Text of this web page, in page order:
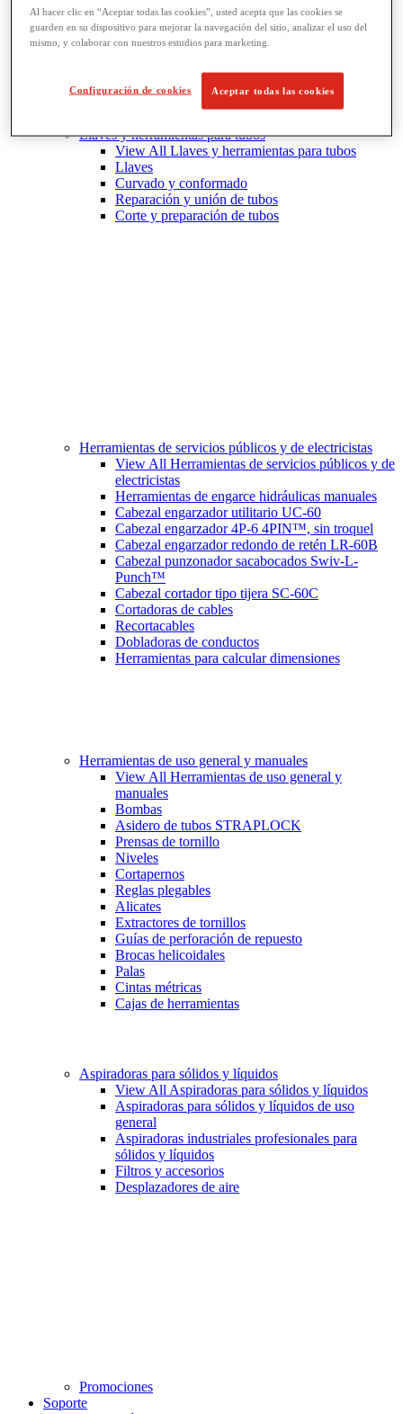
Llaves y herramientas para tubos
View All Llaves y herramientas para tubos
Llaves
Curvado y conformado
Reparación y unión de tubos
Corte y preparación de tubos
Herramientas de servicios públicos y de electricistas
View All Herramientas de servicios públicos y de
electricistas
Herramientas de engarce hidráulicas manuales
Cabezal engarzador utilitario UC-60
Cabezal engarzador 4P-6 4PIN™, sin troquel
Cabezal engarzador redondo de retén LR-60B
Cabezal punzonador sacabocados Swiv-L-
Punch™
Cabezal cortador tipo tijera SC-60C
Cortadoras de cables
Recortacables
Dobladoras de conductos
Herramientas para calcular dimensiones
Herramientas de uso general y manuales
View All Herramientas de uso general y
manuales
Bombas
Asidero de tubos STRAPLOCK
Prensas de tornillo
Niveles
Cortapernos
Reglas plegables
Alicates
Extractores de tornillos
Guías de perforación de repuesto
Brocas helicoidales
Palas
Cintas métricas
Cajas de herramientas
Aspiradoras para sólidos y líquidos
View All Aspiradoras para sólidos y líquidos
Aspiradoras para sólidos y líquidos de uso
general
Aspiradoras industriales profesionales para
sólidos y líquidos
Filtros y accesorios
Desplazadores de aire
Promociones
Soporte
Al hacer clic en “Aceptar todas las cookies”, usted acepta que las cookies se
guarden en su dispositivo para mejorar la navegación del sitio, analizar el uso del
mismo, y colaborar con nuestros estudios para marketing.
Configuración de cookies Aceptar todas las cookies